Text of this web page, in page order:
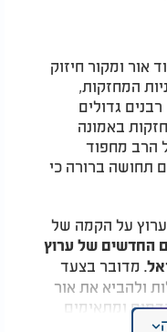
אור ומקור חיזוק
המחזקות,
גדולים
באמונה
הרב מחפוד
תחושה ברורה כי
על הקמה של
החדשים של ערוץ
. מדובר בצעד
ולהביא את אור
ומתאימים